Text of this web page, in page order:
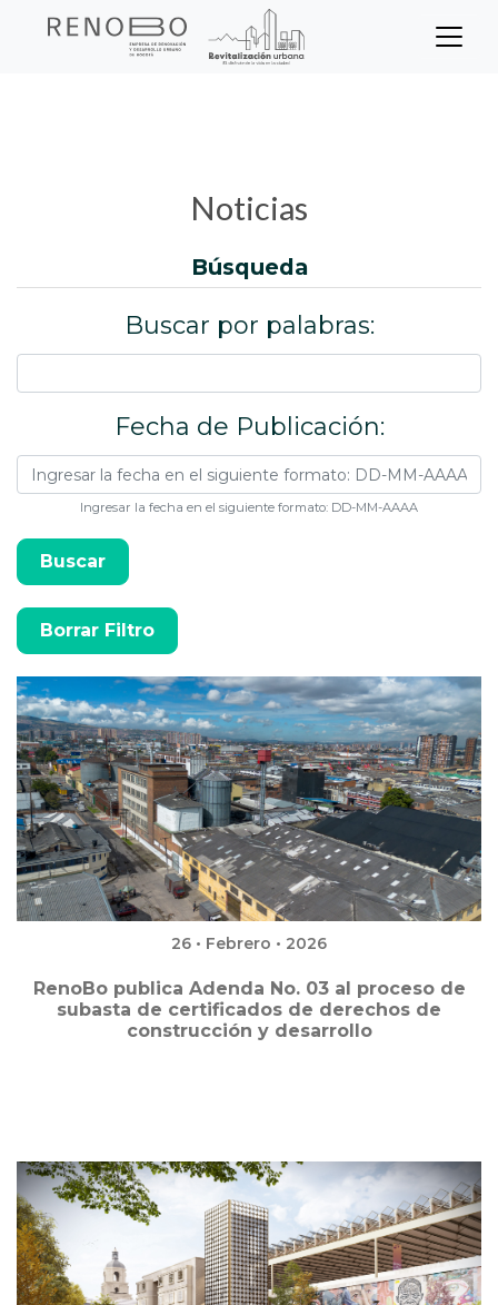
Sitio Web Empresa de
Noticias
Noticias
búsqueda
Buscar por palabras:
Fecha de Publicación:
Ingresar la fecha en el siguiente formato: DD-MM-AAAA
26 • Febrero • 2026
RenoBo publica Adenda No. 03 al proceso de
subasta de certificados de derechos de
construcción y desarrollo